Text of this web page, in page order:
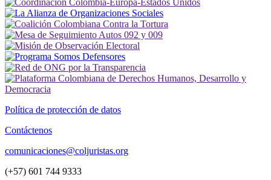
Política de protección de datos
Contáctenos
comunicaciones@coljuristas.org
(+57) 601 744 9333